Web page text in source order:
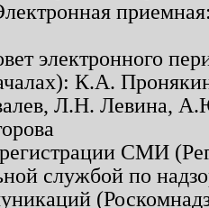
электронного
К.А.
Л.Н. Левина,
регистрации СМИ
службой по